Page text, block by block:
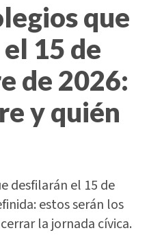
que
15 de
de 2026:
y quién
desfilarán el 15 de
estos serán los
la jornada cívica.